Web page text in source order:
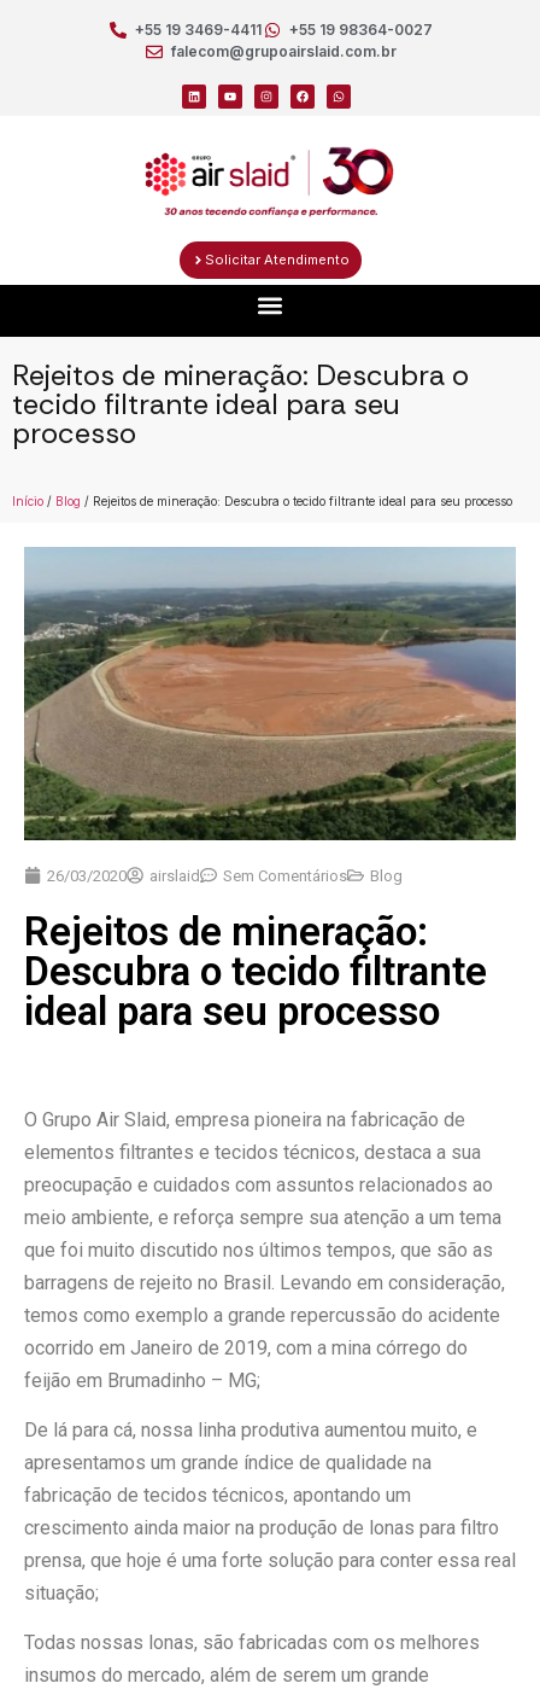
+55 19 3469-4411
+55 19 98364-0027
falecom@grupoairslaid.com.br
Solicitar Atendimento
Rejeitos de mineração: Descubra o
tecido filtrante ideal para seu
processo
Início / Blog / Rejeitos de mineração: Descubra o tecido filtrante ideal para seu processo
26/03/2020 airslaid Sem Comentários Blog
Rejeitos de mineração:
Descubra o tecido filtrante
ideal para seu processo
O Grupo Air Slaid, empresa pioneira na fabricação de
elementos filtrantes e tecidos técnicos, destaca a sua
preocupação e cuidados com assuntos relacionados ao
meio ambiente, e reforça sempre sua atenção a um tema
que foi muito discutido nos últimos tempos, que são as
barragens de rejeito no Brasil. Levando em consideração,
temos como exemplo a grande repercussão do acidente
ocorrido em Janeiro de 2019, com a mina córrego do
feijão em Brumadinho – MG;
De lá para cá, nossa linha produtiva aumentou muito, e
apresentamos um grande índice de qualidade na
fabricação de tecidos técnicos, apontando um
crescimento ainda maior na produção de lonas para filtro
prensa, que hoje é uma forte solução para conter essa real
situação;
Todas nossas lonas, são fabricadas com os melhores
insumos do mercado, além de serem um grande